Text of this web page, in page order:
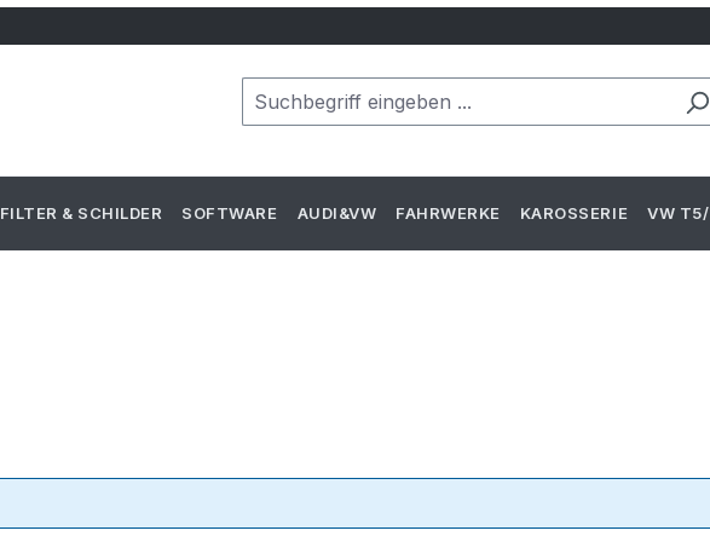
FILTER & SCHILDER SOFTWARE AUDI&VW FAHRWERKE KAROSSERIE VW